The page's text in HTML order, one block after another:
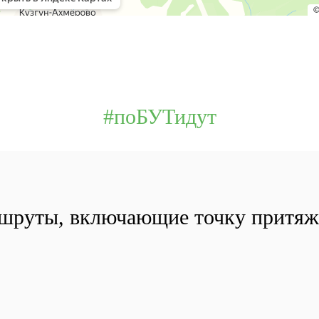
#поБУТидут
включающие точку